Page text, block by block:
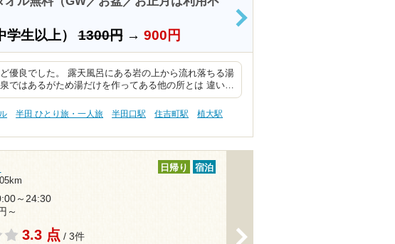
学生以上）1300円→ 900円
>
優良でした。 露天風呂にある岩の上から流れ落ちる湯
ではあるがため湯だけを作ってある他の所とは 違い…
半田 ひとり旅・一人旅 半田口駅 住吉町駅
植大駅
日帰り 宿泊
～24:30
～
3.3 点 / 3件